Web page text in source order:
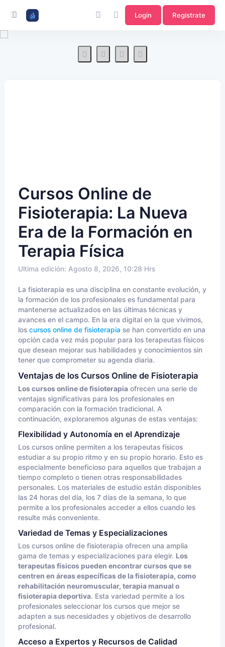
Login Registrate
Cursos Online de
Fisioterapia: La Nueva
Era de la Formación en
Terapia Física
Ultima edición: Agosto 8, 2026, 10:28 Hrs
La fisioterapia es una disciplina en constante evolución, y
la formación de los profesionales es fundamental para
mantenerse actualizados en las últimas técnicas y
avances en el campo. En la era digital en la que vivimos,
los cursos online de fisioterapia se han convertido en una
opción cada vez más popular para los terapeutas físicos
que desean mejorar sus habilidades y conocimientos sin
tener que comprometer su agenda diaria.
Ventajas de los Cursos Online de Fisioterapia
Los cursos online de fisioterapia ofrecen una serie de
ventajas significativas para los profesionales en
comparación con la formación tradicional. A
continuación, exploraremos algunas de estas ventajas:
Flexibilidad y Autonomía en el Aprendizaje
Los cursos online permiten a los terapeutas físicos
estudiar a su propio ritmo y en su propio horario. Esto es
especialmente beneficioso para aquellos que trabajan a
tiempo completo o tienen otras responsabilidades
personales. Los materiales de estudio están disponibles
las 24 horas del día, los 7 días de la semana, lo que
permite a los profesionales acceder a ellos cuando les
resulte más conveniente.
Variedad de Temas y Especializaciones
Los cursos online de fisioterapia ofrecen una amplia
gama de temas y especializaciones para elegir. Los
terapeutas físicos pueden encontrar cursos que se
centren en áreas específicas de la fisioterapia, como
rehabilitación neuromuscular, terapia manual o
fisioterapia deportiva. Esta variedad permite a los
profesionales seleccionar los cursos que mejor se
adapten a sus necesidades y objetivos de desarrollo
profesional.
Acceso a Expertos y Recursos de Calidad